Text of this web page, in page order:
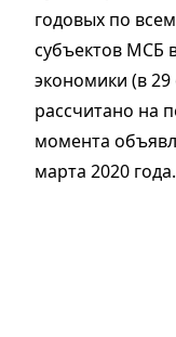
годовых по
субъектов МСБ
экономики (в
рассчитано на
момента
марта 2020 года.